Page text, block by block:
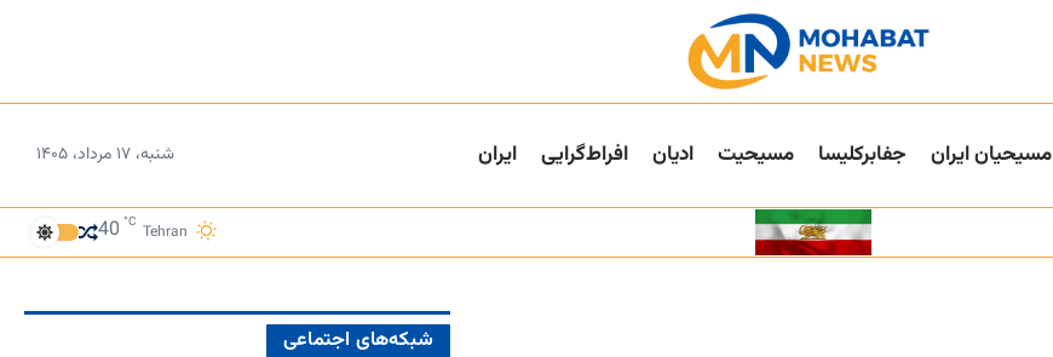
مسیحیان ایران جفا‌بر‌کلیسا مسیحیت ادیان افراط‌گرایی ایران شنبه، ۱۷ مرداد، ۱۴۰۵
Tehran
40 °C
شبکه‌های اجتماعی